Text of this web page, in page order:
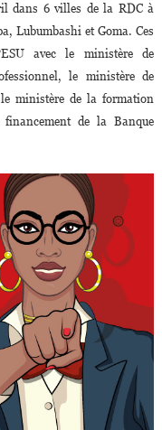
dans 6 villes de la RDC à
Lubumbashi et Goma. Ces
avec le ministère de
le ministère de
le ministère de la formation
de la Banque